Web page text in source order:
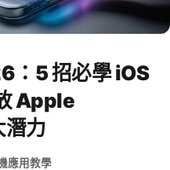
：5 招必學 iOS
Apple
力
應用教學